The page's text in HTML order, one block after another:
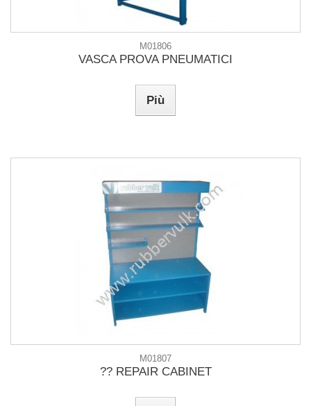
M01806
VASCA PROVA PNEUMATICI
Più
M01807
?? REPAIR CABINET